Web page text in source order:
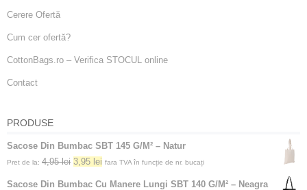
Cerere Ofertă
Cum cer ofertă?
CottonBags.ro – Verifica STOCUL online
Contact
PRODUSE
Sacose Din Bumbac SBT 145 G/M² – Natur
Pret de la: 4,95lei 3,95 lei fara TVA în funcție de nr. bucați
Sacose Din Bumbac Cu Manere Lungi SBT 140 G/M² – Neagra